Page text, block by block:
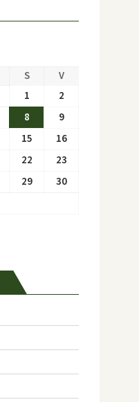
S
V
1
2
8
9
15
16
22
23
29
30